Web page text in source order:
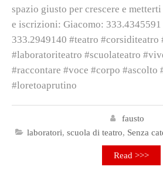
spazio giusto per crescere e
e iscrizioni: Giacomo: 333.4345591
333.2949140 #teatro #corsiditeatro
#laboratoriteatro #scuolateatro
#raccontare #voce #corpo #ascolto
#loretoaprutino
fausto
laboratori, scuola di teatro, Senza
Read >>>